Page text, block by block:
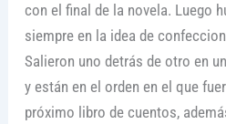
con el final de la novela. Luego
siempre en la idea de
Salieron uno detrás de otro en
y están en el orden en el que
próximo libro de cuentos,